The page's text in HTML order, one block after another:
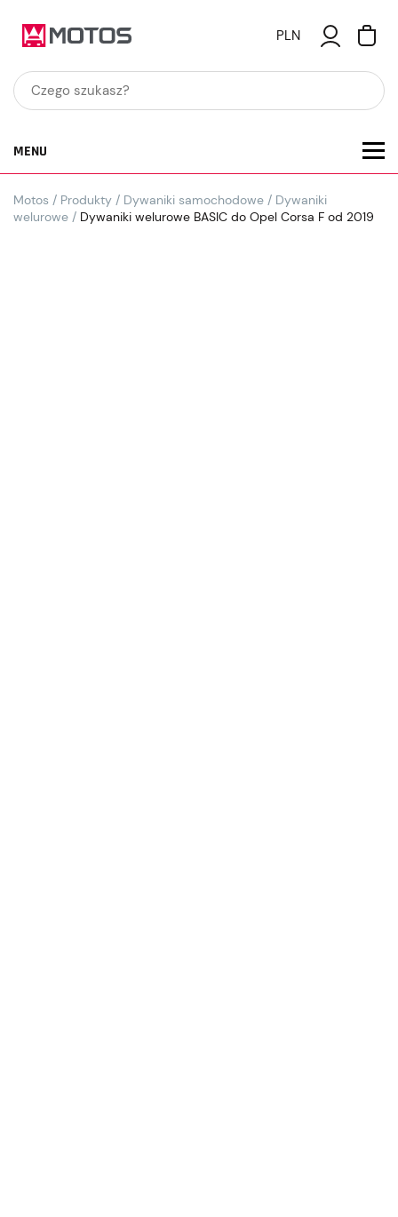
PLN
MENU
Motos / Produkty / Dywaniki samochodowe / Dywaniki
welurowe / Dywaniki welurowe BASIC do Opel Corsa F od 2019